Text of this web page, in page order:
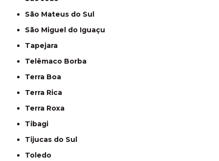
São Mateus do Sul
São Miguel do Iguaçu
Tapejara
Telêmaco Borba
Terra Boa
Terra Rica
Terra Roxa
Tibagi
Tijucas do Sul
Toledo